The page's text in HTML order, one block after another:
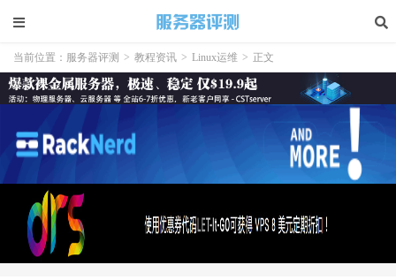
当前位置： 服务器评测 > 教程资讯 > Linux运维 > 正文